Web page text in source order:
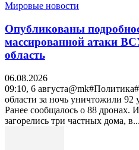
Мировые новости
Опубликованы
массированной атаки
область
06.08.2026
09:10, 6
области за ночь уничтожили 92
Ранее сообщалось о 88 дронах.
загорелись три частных дома, в...